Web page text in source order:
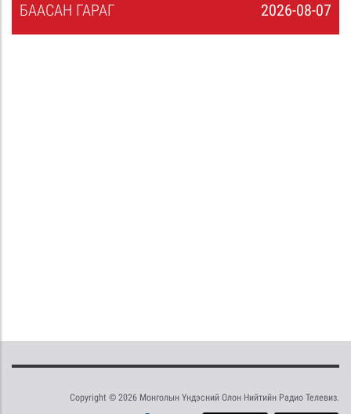
2026-08-07
БААСАН ГАРАГ
Copyright © 2026 Монголын Үндэсний Олон Нийтийн Радио Телевиз.